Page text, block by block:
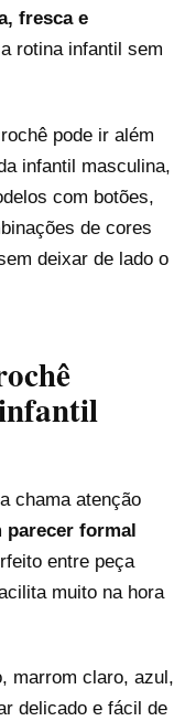
fresca e
rotina infantil sem
pode ir além
infantil masculina,
com botões,
de cores
deixar de lado o
chama atenção
parecer formal
entre peça
muito na hora
marrom claro, azul,
delicado e fácil de